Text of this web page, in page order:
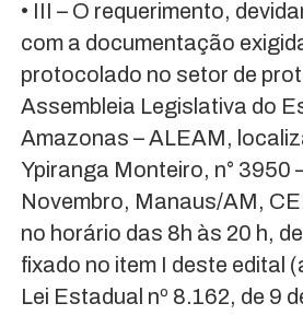
• III – O requerimento,
com a documentação
protocolado no setor de
Assembleia Legislativa do
Amazonas – ALEAM,
Ypiranga Monteiro, n° 3950
Novembro, Manaus/AM,
no horário das 8h às 20 h,
fixado no item I deste edital
Lei Estadual nº 8.162, de 9